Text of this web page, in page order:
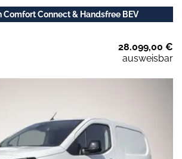
Comfort Connect & Handsfree BEV
28.099,00 €
ausweisbar